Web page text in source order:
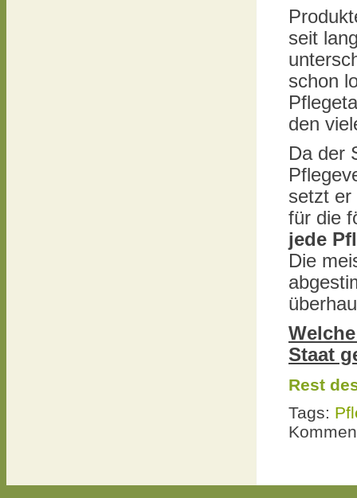
seit
schon
den
Da der
setzt
für die
jede
Die
Staat
Rest
Tags: